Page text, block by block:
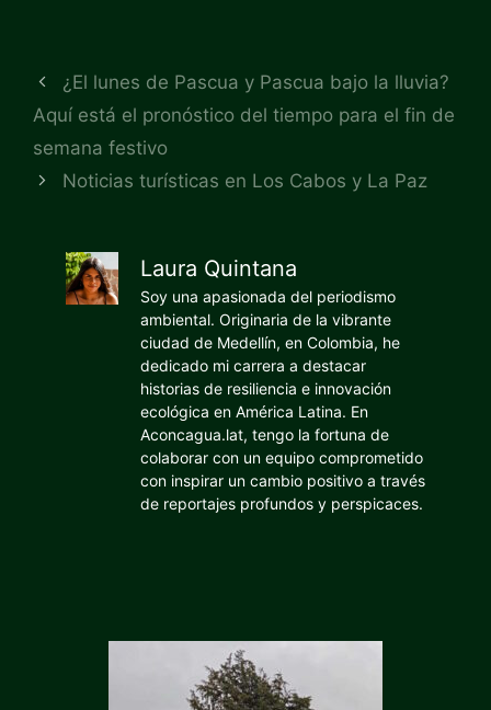
¿El lunes de Pascua y Pascua bajo la lluvia?
Aquí está el pronóstico del tiempo para el fin de
semana festivo
Noticias turísticas en Los Cabos y La Paz
Laura Quintana
Soy una apasionada del periodismo
ambiental. Originaria de la vibrante
ciudad de Medellín, en Colombia, he
dedicado mi carrera a destacar
historias de resiliencia e innovación
ecológica en América Latina. En
Aconcagua.lat, tengo la fortuna de
colaborar con un equipo comprometido
con inspirar un cambio positivo a través
de reportajes profundos y perspicaces.